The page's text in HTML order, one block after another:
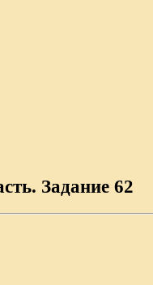
Задание 62